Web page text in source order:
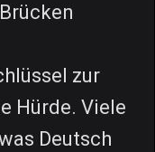
zur
Hürde. Viele
Deutsch